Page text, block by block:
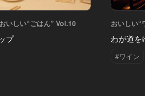
いしい“ごはん” Vol.10
プ
おいしい“
わが道を
#ワイン